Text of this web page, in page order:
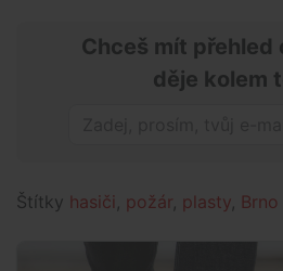
Chceš mít přehled
děje kolem
Štítky hasiči , požár, plasty, Brno